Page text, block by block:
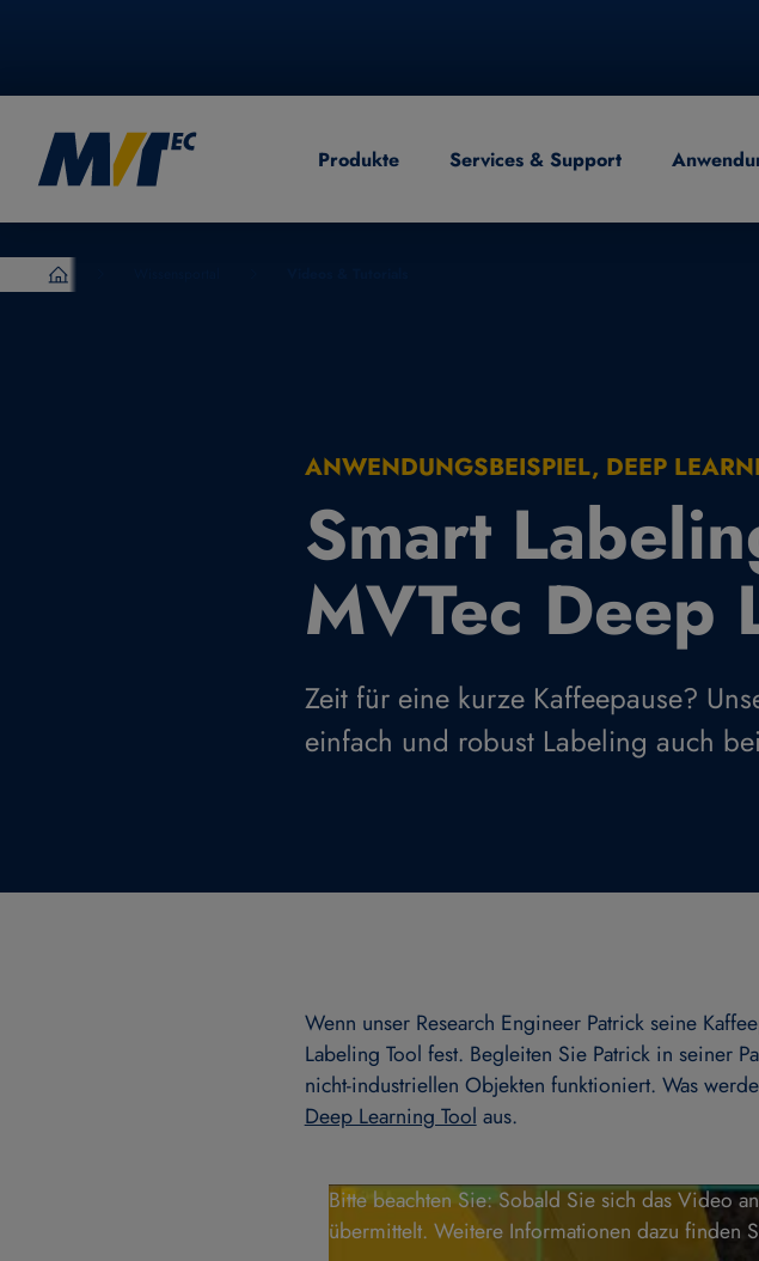
EnglishProdukte Services & Support
MVTec Software – Experten der industrielle Bildverarbeitung
ANWENDUNGSBEISPIEL, DEEP
Smart
MVTec Deep
Zeit für eine kurze Kaffeepause?
einfach und robust Labeling auch
Wenn unser Research Engineer Patrick seine
Labeling Tool fest. Begleiten Sie Patrick in seiner
nicht-industriellen Objekten funktioniert. Was
Deep Learning Tool aus.
Bitte beachten Sie: Sobald Sie sich das Video
übermittelt. Weitere Informationen dazu finden